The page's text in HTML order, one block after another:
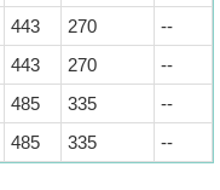
443 270
--
443 270
--
485 335
--
485 335 --